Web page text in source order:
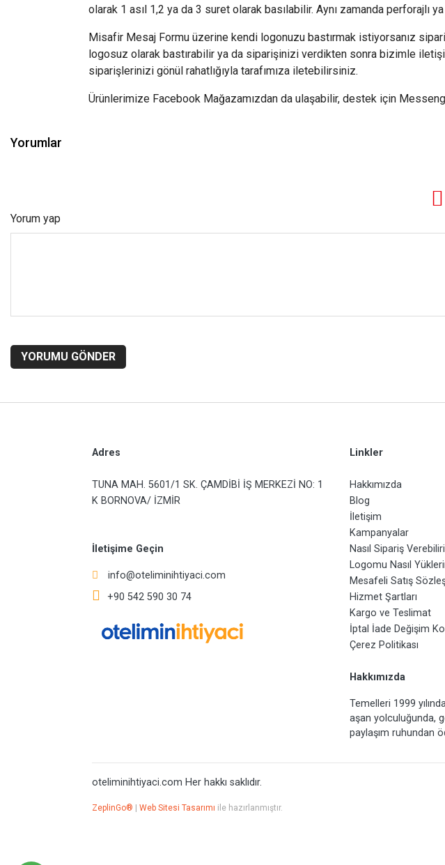
olarak 1 asıl 1,2 ya da 3 suret olarak basılabilir. Aynı zamanda perforajlı
Misafir Mesaj Formu üzerine kendi logonuzu bastırmak istiyorsanız
logosuz olarak bastırabilir ya da siparişinizi verdikten sonra bizimle
siparişlerinizi gönül rahatlığıyla tarafımıza iletebilirsiniz.
Ürünlerimize Facebook Mağazamızdan da ulaşabilir, destek için
Yorumlar
Yorum yap
YORUMU GÖNDER
Adres
TUNA MAH. 5601/1 SK. ÇAMDİBİ İŞ MERKEZİ NO: 1
K BORNOVA/ İZMİR
İletişime Geçin
info@oteliminihtiyaci.com
+90 542 590 30 74
Linkler
Hakkımızda
Blog
İletişim
Kampanyalar
Nasıl Sipariş
Logomu Nasıl
Mesafeli Satış
Hizmet Şartları
Kargo ve Teslimat
İptal İade Değişim
Çerez Politikası
Hakkımızda
Temelleri 1999
aşan yolculuğunda,
paylaşım ruhundan
oteliminihtiyaci.com Her hakkı saklıdır.
ZeplinGo® | Web Sitesi Tasarımı ile hazırlanmıştır.